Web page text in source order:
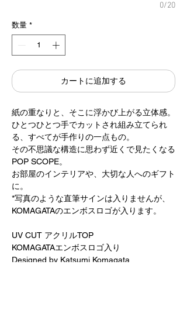
0/20
数量 *
カートに追加する
紙の重なりと、そこに浮かび上がる立体感。
ひとつひとつ手でカットされ組み立てられ
る、すべてが手作りの一点もの。
その不思議な構造に思わず近くで見たくなる
POP SCOPE。
お部屋のインテリアや、大切な人へのギフト
に。
*写真のような直筆サインは入りませんが、
KOMAGATAのエンボスロゴが入ります。
UV CUT アクリルTOP
KOMAGATAエンボスロゴ入り
Designed by Katsumi Komagata